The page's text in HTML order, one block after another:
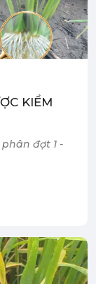
KIỂM
đợt 1 -